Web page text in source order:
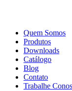
Quem Somos
Produtos
Downloads
Catálogo
Blog
Contato
Trabalhe